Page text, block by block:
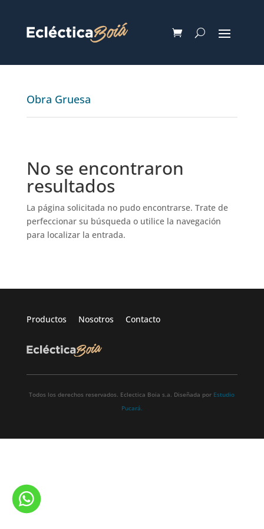
Obra Gruesa
No se encontraron
resultados
La página solicitada no pudo encontrarse. Trate de
perfeccionar su búsqueda o utilice la navegación
para localizar la entrada.
Productos Nosotros Contacto
Todos los derechos reservados. Eclectica Boia s.a. Diseñada por Estudio
Pucará.